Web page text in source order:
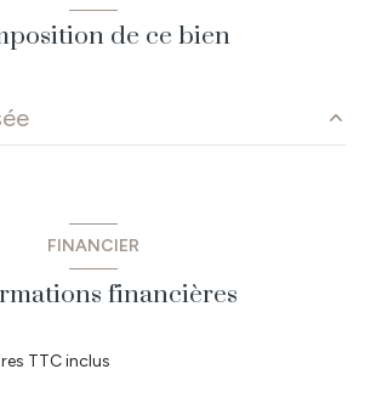
de ce bien
FINANCIER
financières
TTC inclus